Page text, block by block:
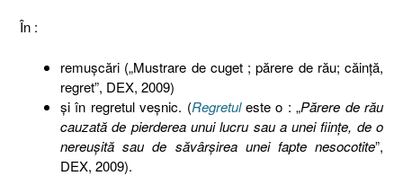
În :
remuşcări („Mustrare de cuget ; părere de rău; căință,
regret”, DEX, 2009)
şi în regretul veşnic. (Regretul este o : „Părere de rău
cauzată de pierderea unui lucru sau a unei ființe, de o
nereușită sau de săvârșirea unei fapte nesocotite”,
DEX, 2009).